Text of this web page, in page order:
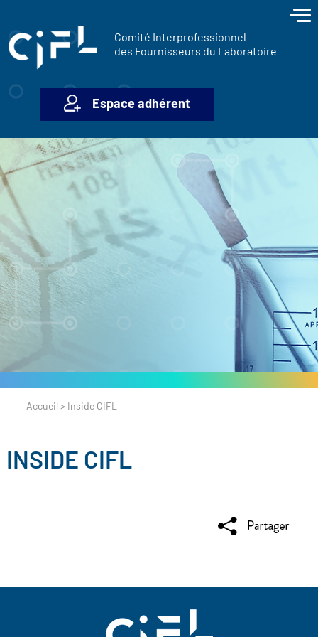
Comité Interprofessionnel
des Fournisseurs du Laboratoire
Espace adhérent
Accueil > Inside CIFL
INSIDE CIFL